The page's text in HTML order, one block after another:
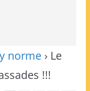
norme › Le
!!!